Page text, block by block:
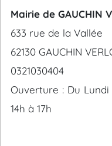
Mairie de GAUCHIN
633 rue de la Vallée
62130 GAUCHIN
0321030404
Ouverture : Du
14h à 17h